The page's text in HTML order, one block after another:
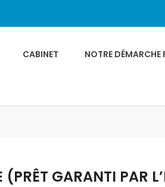
CABINET NOTRE DÉMARCHE
GARANTI PAR